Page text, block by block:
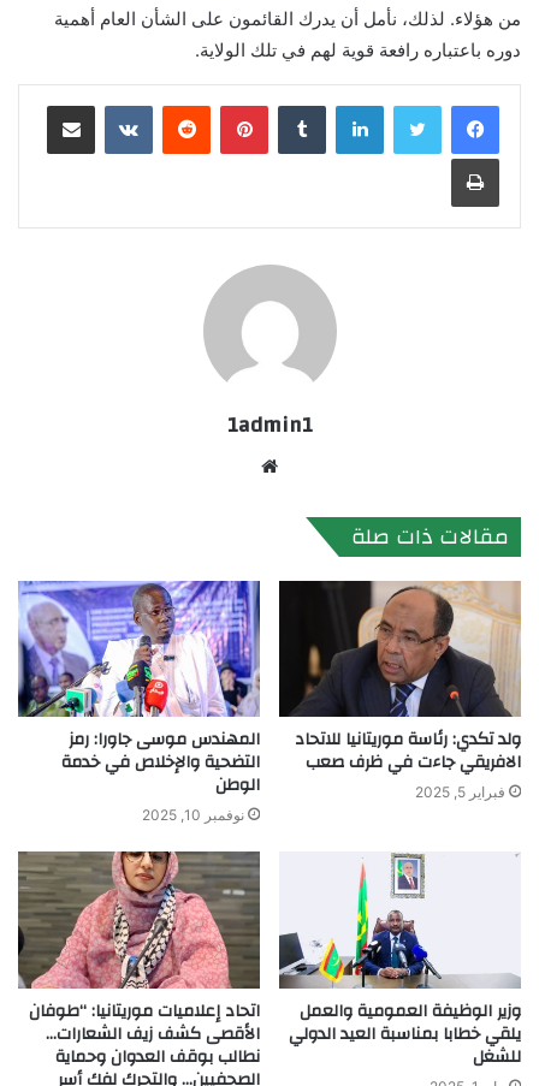
من هؤلاء. لذلك، نأمل أن يدرك القائمون على الشأن العام أهمية
دوره باعتباره رافعة قوية لهم في تلك الولاية.
لينكدإن بينتيريست مشاركة عبر البريد
طباعة
1admin1
مقالات ذات صلة
ولد تكدي: رئاسة موريتانيا للاتحاد
الافريقي جاءت في ظرف صعب
فبراير 5, 2025
المهندس موسى جاورا: رمز
التضحية والإخلاص في خدمة
الوطن
نوفمبر 10, 2025
وزير الوظيفة العمومية والعمل
يلقي خطابا بمناسبة العيد الدولي
للشغل
اتحاد إعلاميات موريتانيا: “طوفان
الأقصى كشف زيف الشعارات…
نطالب بوقف العدوان وحماية
الصحفيين… والتحرك لفك أسر